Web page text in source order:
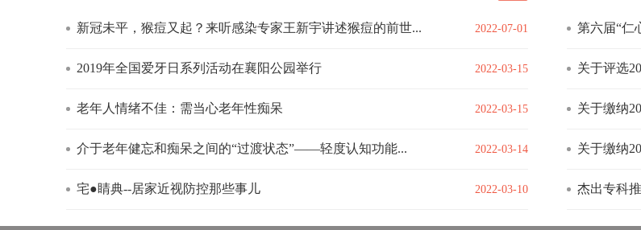
新冠未平，猴痘又起？来听感染专家王新宇讲述猴痘的前世... 2022-07-01
2019年全国爱牙日系列活动在襄阳公园举行 2022-03-15
老年人情绪不佳：需当心老年性痴呆 2022-03-15
介于老年健忘和痴呆之间的“过渡状态”——轻度认知功能... 2022-03-14
宅●睛典--居家近视防控那些事儿 2022-03-10
第六届“仁
关于评选
关于缴纳
关于缴纳
杰出专科